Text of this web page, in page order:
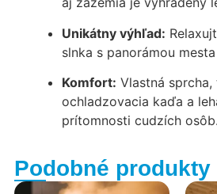
Unikátny výhľad:
slnka s panorámou
Komfort: Vlastná sprcha,
ochladzovacia kaďa a
prítomnosti cudzích osôb.
Podobné produkty